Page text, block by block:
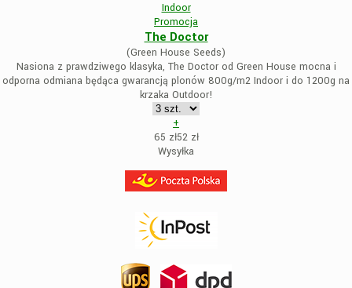
Indoor
Promocja
The Doctor
(Green House Seeds)
Nasiona z prawdziwego klasyka, The Doctor od Green House mocna i
odporna odmiana będąca gwarancją plonów 800g/m2 Indoor i do 1200g na
krzaka Outdoor!
+
65 zł52zł
Wysyłka